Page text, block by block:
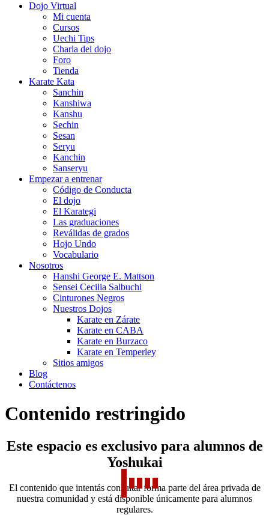
Dojo Virtual
Mi cuenta
Cursos
Uechi Tips
Charla del dojo
Foro
Tienda
Karate Kata
Sanchin
Kanshiwa
Kanshu
Sechin
Sesan
Seryu
Kanchin
Sanseryu
Empezar a entrenar
Código de Conducta
El dojo
El Karategi
Las graduaciones
Reválidas de grados
Hojo Undo
Vocabulario
Nosotros
Hanshi George E. Mattson
Sensei Cecilia Salbuchi
Cinturones Negros
Nuestros Dojos
Karate en Zárate
Karate en CABA
Karate en Burzaco
Karate en Temperley
Sitios amigos
Blog
Contáctenos
Contenido restringido
Este espacio es exclusivo para alumnos de
Yoshukai
El contenido que intentás consultar forma parte del área privada de
nuestra comunidad y está disponible únicamente para alumnos
regulares.